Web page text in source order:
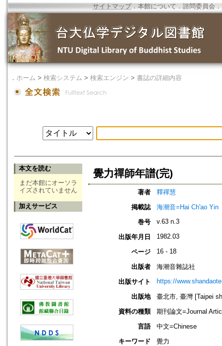
サイトマップ．本館について ． 諮問委員会 ．
． ホーム > 検索システム > 検索エンジン > 書誌の詳細内容
本文を読む
まだ本館にオーソラ
イズされていません
加えサービス
覺力禪師年譜(完)
著者
釋禪慧
掲載誌
海潮音=Hai Ch'ao Yin
巻号
v.63 n.3
出版年月日 1982.03
ページ 16 - 18
出版者
海潮音雜誌社
出版サイト
https://
出版地
臺北市, 臺灣 [Taipei
資料の種類
期刊論文=Journal
言語
中文=Chinese
キーワード
覺力